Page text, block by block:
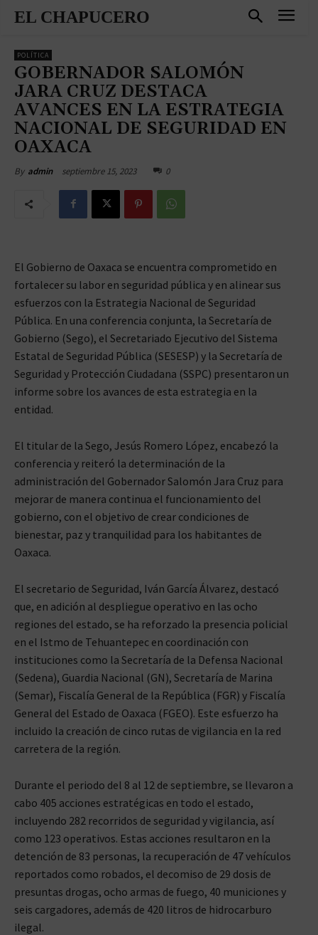
EL CHAPUCERO
POLÍTICA
GOBERNADOR SALOMÓN
JARA CRUZ DESTACA
AVANCES EN LA ESTRATEGIA
NACIONAL DE SEGURIDAD EN
OAXACA
By admin septiembre 15, 2023 0
El Gobierno de Oaxaca se encuentra comprometido en
fortalecer su labor en seguridad pública y en alinear sus
esfuerzos con la Estrategia Nacional de Seguridad
Pública. En una conferencia conjunta, la Secretaría de
Gobierno (Sego), el Secretariado Ejecutivo del Sistema
Estatal de Seguridad Pública (SESESP) y la Secretaría de
Seguridad y Protección Ciudadana (SSPC) presentaron un
informe sobre los avances de esta estrategia en la
entidad.
El titular de la Sego, Jesús Romero López, encabezó la
conferencia y reiteró la determinación de la
administración del Gobernador Salomón Jara Cruz para
mejorar de manera continua el funcionamiento del
gobierno, con el objetivo de crear condiciones de
bienestar, paz y tranquilidad para los habitantes de
Oaxaca.
El secretario de Seguridad, Iván García Álvarez, destacó
que, en adición al despliegue operativo en las ocho
regiones del estado, se ha reforzado la presencia policial
en el Istmo de Tehuantepec en coordinación con
instituciones como la Secretaría de la Defensa Nacional
(Sedena), Guardia Nacional (GN), Secretaría de Marina
(Semar), Fiscalía General de la República (FGR) y Fiscalía
General del Estado de Oaxaca (FGEO). Este esfuerzo ha
incluido la creación de cinco rutas de vigilancia en la red
carretera de la región.
Durante el periodo del 8 al 12 de septiembre, se llevaron a
cabo 405 acciones estratégicas en todo el estado,
incluyendo 282 recorridos de seguridad y vigilancia, así
como 123 operativos. Estas acciones resultaron en la
detención de 83 personas, la recuperación de 47 vehículos
reportados como robados, el decomiso de 29 dosis de
presuntas drogas, ocho armas de fuego, 40 municiones y
seis cargadores, además de 420 litros de hidrocarburo
ilegal.